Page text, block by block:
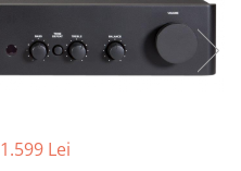
1.599 Lei